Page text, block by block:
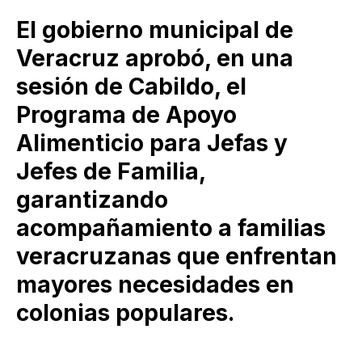
El gobierno municipal de
Veracruz aprobó, en una
sesión de Cabildo, el
Programa de Apoyo
Alimenticio para Jefas y
Jefes de Familia,
garantizando
acompañamiento a familias
veracruzanas que enfrentan
mayores necesidades en
colonias populares.